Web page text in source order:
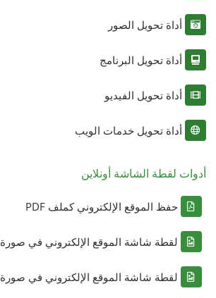
أداة تحويل الصور
أداة تحويل البرنامج
أداة تحويل الفيديو
أداة تحويل خدمات الويب
أدوات لقطة الشاشة أونلاين
حفظ الموقع الإلكتروني كملف PDF
لقطة شاشة الموقع الإلكتروني في صورة JPG
لقطة شاشة الموقع الإلكتروني في صورة PNG